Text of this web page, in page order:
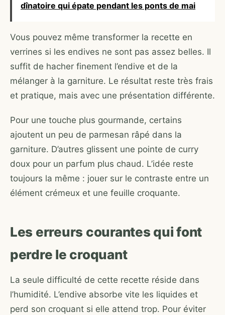
dînatoire qui épate pendant les ponts de mai
Vous pouvez même transformer la recette en
verrines si les endives ne sont pas assez belles. Il
suffit de hacher finement l’endive et de la
mélanger à la garniture. Le résultat reste très frais
et pratique, mais avec une présentation différente.
Pour une touche plus gourmande, certains
ajoutent un peu de parmesan râpé dans la
garniture. D’autres glissent une pointe de curry
doux pour un parfum plus chaud. L’idée reste
toujours la même : jouer sur le contraste entre un
élément crémeux et une feuille croquante.
Les erreurs courantes qui font
perdre le croquant
La seule difficulté de cette recette réside dans
l’humidité. L’endive absorbe vite les liquides et
perd son croquant si elle attend trop. Pour éviter